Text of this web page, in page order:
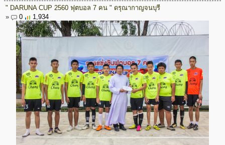
" DARUNA CUP 2560 ฟุตบอล 7 คน " ดรุณากาญจนบุรี
»
0 1,934